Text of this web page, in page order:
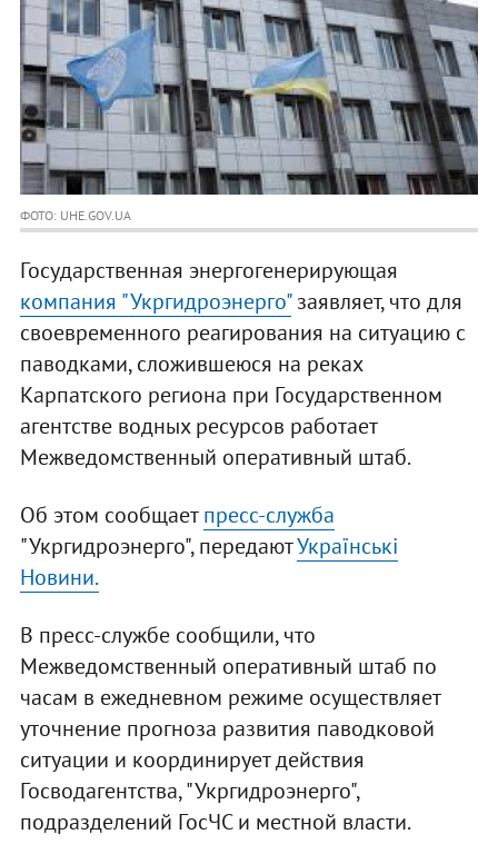
ФОТО: UHE.GOV.UA
Государственная энергогенерирующая
компания "Укргидроэнерго"заявляет, что для
своевременного реагирования на ситуацию с
паводками, сложившеюся на реках
Карпатского региона при Государственном
агентстве водных ресурсов работает
Межведомственный оперативный штаб.
Об этом сообщаетпресс-служба
"Укргидроэнерго", передаютУкраїнські
Новини.
В пресс-службе сообщили, что
Межведомственный оперативный штаб по
часам в ежедневном режиме осуществляет
уточнение прогноза развития паводковой
ситуации и координирует действия
Госводагентства, "Укргидроэнерго",
подразделений ГосЧС и местной власти.